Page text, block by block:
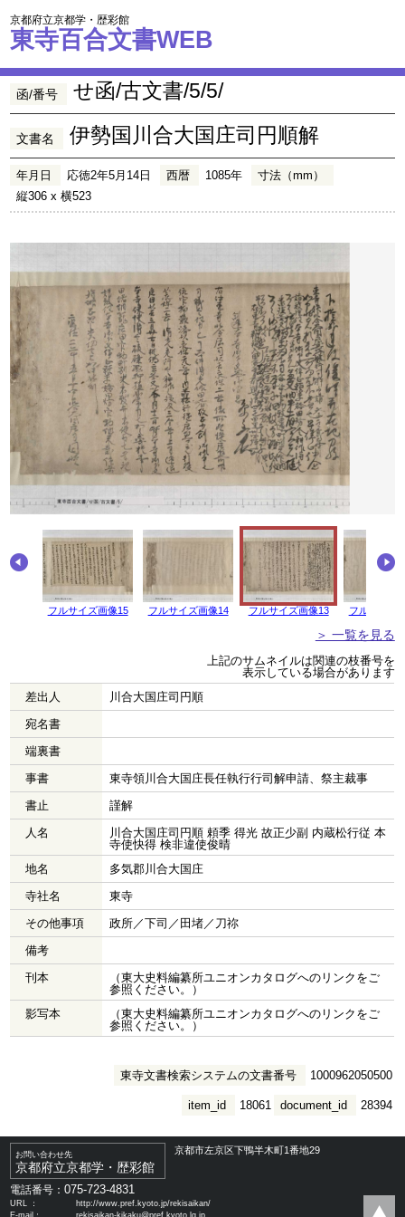
京都府立京都学・歴彩館
東寺百合文書WEB
函/番号 せ函/古文書/5/5/
文書名 伊勢国川合大国庄司円順解
年月日 応徳2年5月14日 西暦 1085年
寸法（mm）
縦306 x 横523
フルサイズ画像15 フルサイズ画像14 フルサイズ画像13 フルサイズ
＞ 一覧を見る
上記のサムネイルは関連の枝番号を
表示している場合があります
差出人
川合大国庄司円順
宛名書
端裏書
事書
東寺領川合大国庄長任執行行司解申請、祭主裁事
書止
謹解
人名
川合大国庄司円順 頼季 得光 故正少副 内蔵松行従 本
寺使快得 検非違使俊晴
地名
多気郡川合大国庄
寺社名
東寺
その他事項
政所／下司／田堵／刀祢
備考
刊本
（東大史料編纂所ユニオンカタログへのリンクをご
参照ください。）
影写本
（東大史料編纂所ユニオンカタログへのリンクをご
参照ください。）
東寺文書検索システムの文書番号 1000962050500
document_id 28394
item_id 18061
お問い合わせ先
京都府立京都学・歴彩館
京都市左京区下鴨半木町1番地29
電話番号：075-723-4831
URL ：
http://www.pref.kyoto.jp/rekisaikan/
E-mail：
rekisaikan-kikaku@pref.kyoto.lg.jp